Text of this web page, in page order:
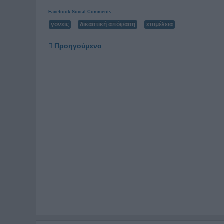
Facebook Social Comments
γονεις δικαστική απόφαση επιμέλεια
Προηγούμενο